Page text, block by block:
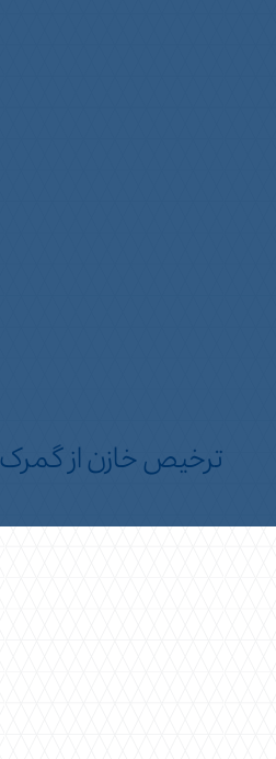
ترخیص خازن از گمرک